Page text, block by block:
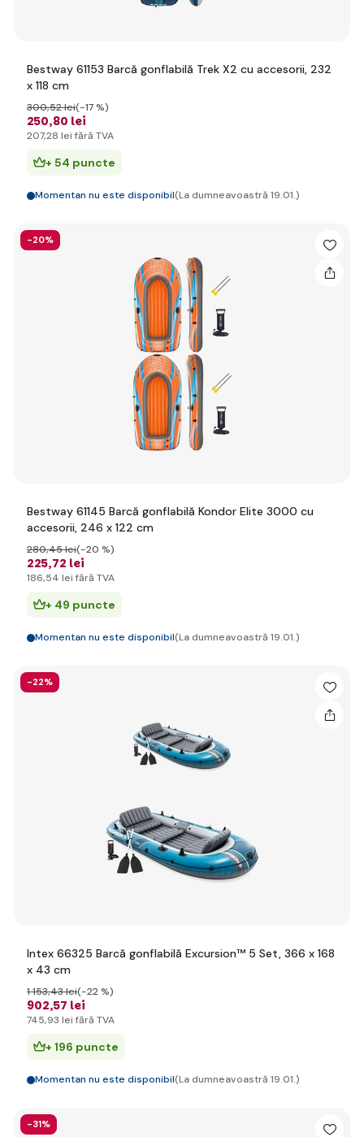
Bestway 61153 Barcă gonflabilă Trek X2 cu accesorii, 232
x 118 cm
250,80 lei
300,52 lei(-17 %)
207,28 lei fără TVA
+ 54 puncte
Momentan nu este disponibil(La dumneavoastră 19.01.)
-20%
Bestway 61145 Barcă gonflabilă Kondor Elite 3000 cu
accesorii, 246 x 122 cm
225,72 lei
280,45 lei(-20 %)
186,54 lei fără TVA
+ 49 puncte
Momentan nu este disponibil(La dumneavoastră 19.01.)
-22%
Intex 66325 Barcă gonflabilă Excursion™ 5 Set, 366 x 168
x 43 cm
902,57 lei
1 153,43 lei(-22 %)
745,93 lei fără TVA
+ 196 puncte
Momentan nu este disponibil(La dumneavoastră 19.01.)
-31%